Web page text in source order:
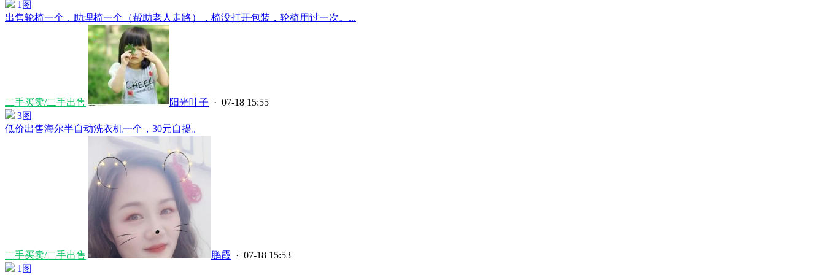
1图
出售轮椅一个，助理椅一个（帮助老人走路），椅没打开包装，轮椅用过一次。...
二手买卖/二手出售 阳光叶子 · 07-18 15:55
3图
低价出售海尔半自动洗衣机一个，30元自提。
二手买卖/二手出售 鹏霞 · 07-18 15:53
1图